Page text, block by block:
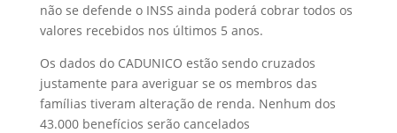
não se defende o INSS ainda poderá cobrar todos os
valores recebidos nos últimos 5 anos.
Os dados do CADUNICO estão sendo cruzados
justamente para averiguar se os membros das
famílias tiveram alteração de renda. Nenhum dos
43.000 benefícios serão cancelados